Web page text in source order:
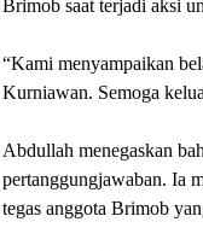
Brimob saat terjadi aksi
“Kami menyampaikan
Kurniawan. Semoga
Abdullah menegaskan
pertanggungjawaban. Ia
tegas anggota Brimob